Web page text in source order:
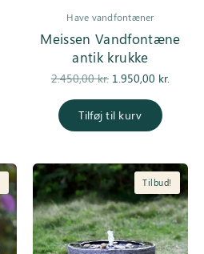
Have vandfontæner
Meissen Vandfontæne
antik krukke
2.450,00kr.
Den
pris var:
2.450,00 kr..
1.950,00 kr.
Tilføj til kurv
Tilbud!